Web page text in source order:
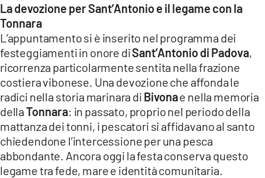
CATANZAROCHANNEL.IT
LACAPITALENEWS.IT
App
ANDROID
APPLE
La devozione per Sant’Antonio e il legame con la
Tonnara
L’appuntamento si è inserito nel programma dei
festeggiamenti in onore diSant’Antonio di Padova,
ricorrenza particolarmente sentita nella frazione
costiera vibonese. Una devozione che affonda le
radici nella storia marinara di Bivonae nella memoria
dellaTonnara: in passato, proprio nel periodo della
mattanza dei tonni, i pescatori si affidavano al santo
chiedendone l’intercessione per una pesca
abbondante. Ancora oggi la festa conserva questo
legame tra fede, mare e identità comunitaria.